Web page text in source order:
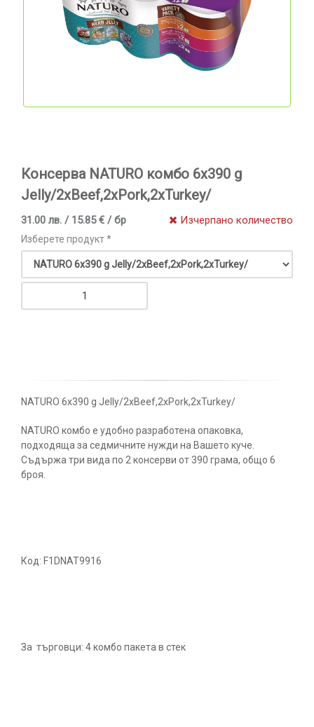
Консерва NATURO комбо 6x390 g
Jelly/2xBeef,2xPork,2xTurkey/
31.00 лв. / 15.85 € / бр Изчерпано количество
Изберете продукт *
NATURO 6x390 g Jelly/2xBeef,2xPork,2xTurkey/
NATURO комбо е удобно разработена опаковка,
подходяща за седмичните нужди на Вашето куче.
Съдържа три вида по 2 консерви от 390 грама, общо 6
броя.
Код: F1DNAT9916
За търговци: 4 комбо пакета в стек